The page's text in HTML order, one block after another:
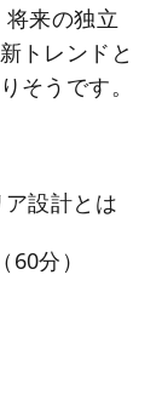
将来の独立
トレンドと
そうです。
設計とは
分）